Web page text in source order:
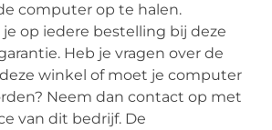
computer op te halen.
op iedere bestelling bij deze
Heb je vragen over de
winkel of moet je computer
Neem dan contact op met
van dit bedrijf. De